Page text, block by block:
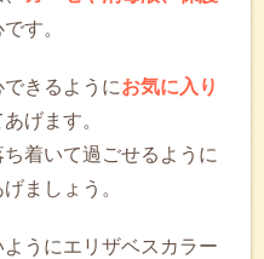
す。
きるようにお気に入り
げます。
着いて過ごせるように
ましょう。
うにエリザベスカラー